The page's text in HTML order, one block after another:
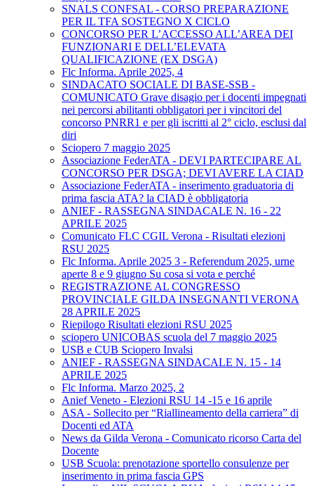
SNALS CONFSAL - CORSO PREPARAZIONE
PER IL TFA SOSTEGNO X CICLO
CONCORSO PER L’ACCESSO ALL’AREA DEI
FUNZIONARI E DELL’ELEVATA
QUALIFICAZIONE (EX DSGA)
Flc Informa. Aprile 2025, 4
SINDACATO SOCIALE DI BASE-SSB -
COMUNICATO Grave disagio per i docenti impegnati
nei percorsi abilitanti obbligatori per i vincitori del
concorso PNRR1 e per gli iscritti al 2° ciclo, esclusi dal
diri
Sciopero 7 maggio 2025
Associazione FederATA - DEVI PARTECIPARE AL
CONCORSO PER DSGA; DEVI AVERE LA CIAD
Associazione FederATA - inserimento graduatoria di
prima fascia ATA? la CIAD è obbligatoria
ANIEF - RASSEGNA SINDACALE N. 16 - 22
APRILE 2025
Comunicato FLC CGIL Verona - Risultati elezioni
RSU 2025
Flc Informa. Aprile 2025 3 - Referendum 2025, urne
aperte 8 e 9 giugno Su cosa si vota e perché
REGISTRAZIONE AL CONGRESSO
PROVINCIALE GILDA INSEGNANTI VERONA
28 APRILE 2025
Riepilogo Risultati elezioni RSU 2025
sciopero UNICOBAS scuola del 7 maggio 2025
USB e CUB Sciopero Invalsi
ANIEF - RASSEGNA SINDACALE N. 15 - 14
APRILE 2025
Flc Informa. Marzo 2025, 2
Anief Veneto - Elezioni RSU 14 -15 e 16 aprile
ASA - Sollecito per “Riallineamento della carriera” di
Docenti ed ATA
News da Gilda Verona - Comunicato ricorso Carta del
Docente
USB Scuola: prenotazione sportello consulenze per
inserimento in prima fascia GPS